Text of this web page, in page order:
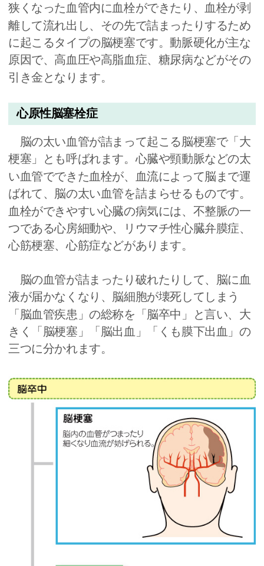
狭くなった血管内に血栓ができたり、血栓が剥
離して流れ出し、その先で詰まったりするため
に起こるタイプの脳梗塞です。動脈硬化が主な
原因で、高血圧や高脂血症、糖尿病などがその
引き金となります。
心原性脳塞栓症
脳の太い血管が詰まって起こる脳梗塞で「大
梗塞」とも呼ばれます。心臓や頸動脈などの太
い血管でできた血栓が、血流によって脳まで運
ばれて、脳の太い血管を詰まらせるものです。
血栓ができやすい心臓の病気には、不整脈の一
つである心房細動や、リウマチ性心臓弁膜症、
心筋梗塞、心筋症などがあります。
脳の血管が詰まったり破れたりして、脳に血
液が届かなくなり、脳細胞が壊死してしまう
「脳血管疾患」の総称を「脳卒中」と言い、大
きく「脳梗塞」「脳出血」「くも膜下出血」の
三つに分かれます。